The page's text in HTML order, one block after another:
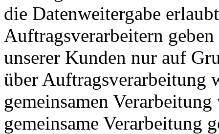
die Datenweitergabe
Auftragsverarbeitern
unserer Kunden nur auf
über Auftragsverarbeitung
gemeinsamen
gemeinsame Verarbeitung